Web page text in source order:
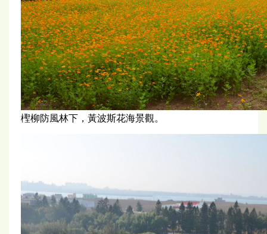
檉柳防風林下，黃波斯花海景觀。